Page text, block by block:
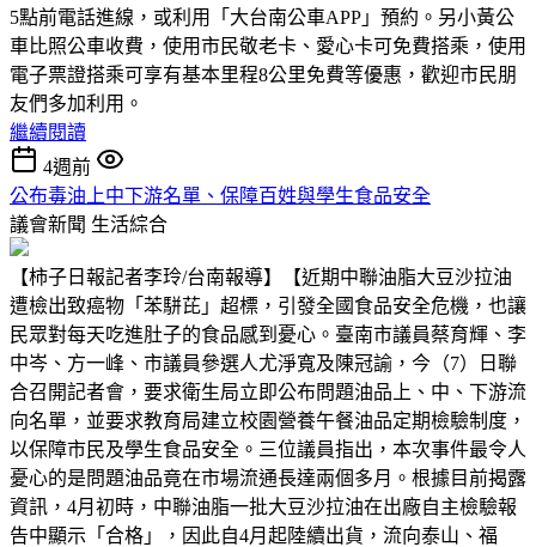
5點前電話進線，或利用「大台南公車APP」預約。另小黃公
車比照公車收費，使用市民敬老卡、愛心卡可免費搭乘，使用
電子票證搭乘可享有基本里程8公里免費等優惠，歡迎市民朋
友們多加利用。
繼續閱讀
4週前
公布毒油上中下游名單、保障百姓與學生食品安全
議會新聞 生活綜合
【柿子日報記者李玲/台南報導】【近期中聯油脂大豆沙拉油
遭檢出致癌物「苯駢芘」超標，引發全國食品安全危機，也讓
民眾對每天吃進肚子的食品感到憂心。臺南市議員蔡育輝、李
中岑、方一峰、市議員參選人尤淨寬及陳冠諭，今（7）日聯
合召開記者會，要求衛生局立即公布問題油品上、中、下游流
向名單，並要求教育局建立校園營養午餐油品定期檢驗制度，
以保障市民及學生食品安全。三位議員指出，本次事件最令人
憂心的是問題油品竟在市場流通長達兩個多月。根據目前揭露
資訊，4月初時，中聯油脂一批大豆沙拉油在出廠自主檢驗報
告中顯示「合格」，因此自4月起陸續出貨，流向泰山、福